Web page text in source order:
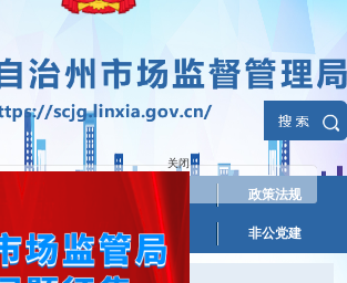
政务公开 政策法规
互动交流 活动专栏 非公党建